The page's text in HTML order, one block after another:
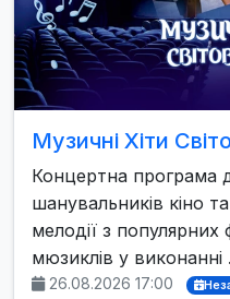
Музичні Хіти
Концертна програма
шанувальників кіно
мелодії з популярних
мюзиклів у
26.08.2026 17:00